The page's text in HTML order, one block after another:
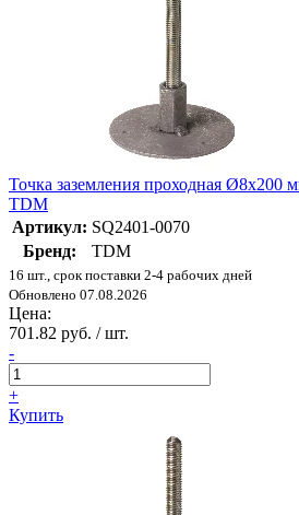
Точка заземления проходная Ø8х200
TDM
Артикул: SQ2401-0070
Бренд:
TDM
16 шт., срок поставки 2-4 рабочих дней
Обновлено 07.08.2026
Цена:
701.82 руб. / шт.
-
+
Купить